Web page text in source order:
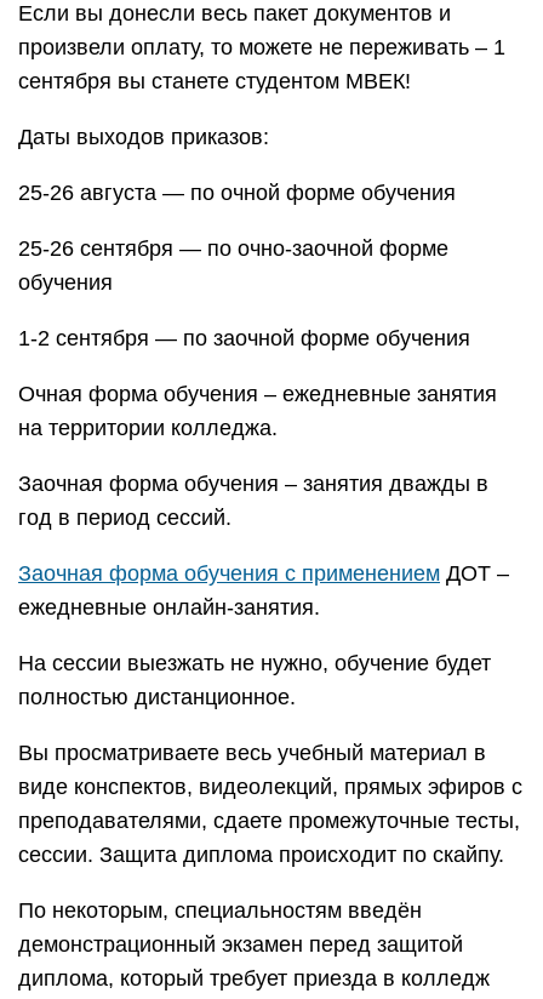
Если вы донесли весь пакет документов и
произвели оплату, то можете не переживать – 1
сентября вы станете студентом МВЕК!
Даты выходов приказов:
25-26 августа — по очной форме обучения
25-26 сентября — по очно-заочной форме
обучения
1-2 сентября — по заочной форме обучения
Очная форма обучения – ежедневные занятия
на территории колледжа.
Заочная форма обучения – занятия дважды в
год в период сессий.
Заочная форма обучения с применением ДОТ –
ежедневные онлайн-занятия.
На сессии выезжать не нужно, обучение будет
полностью дистанционное.
Вы просматриваете весь учебный материал в
виде конспектов, видеолекций, прямых эфиров с
преподавателями, сдаете промежуточные тесты,
сессии. Защита диплома происходит по скайпу.
По некоторым, специальностям введён
демонстрационный экзамен перед защитой
диплома, который требует приезда в колледж